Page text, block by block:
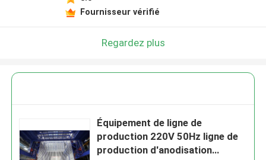
Nous vous rappellerons bientôt!
Fournisseur vérifié
Regardez plus
Équipement de ligne de
production 220V 50Hz ligne de
production d'anodisation